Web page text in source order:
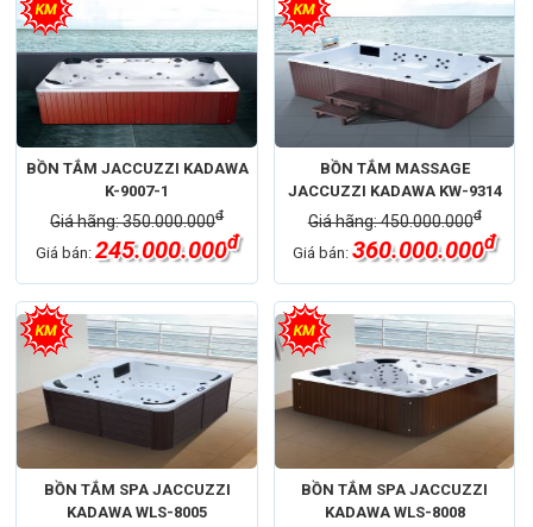
BỒN TẮM JACCUZZI KADAWA
K-9007-1
Giá hãng: 350.000.000đ
Giá bán: 245.000.000đ
BỒN TẮM MASSAGE
JACCUZZI KADAWA KW-9314
Giá hãng: 450.000.000đ
Giá bán:360.000.000đ
BỒN TẮM SPA JACCUZZI
KADAWA WLS-8005
BỒN TẮM SPA JACCUZZI
KADAWA WLS-8008